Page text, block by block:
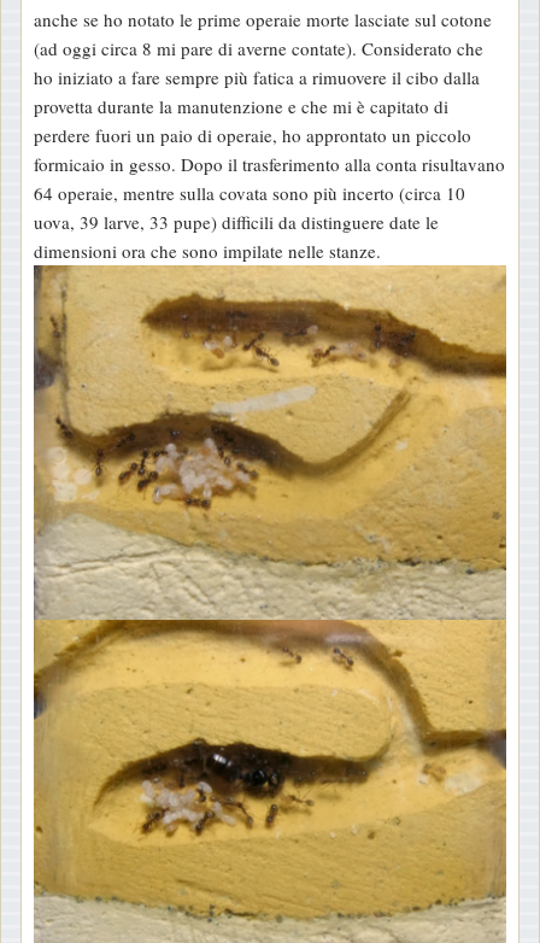
anche se ho notato le prime operaie morte lasciate sul cotone
(ad oggi circa 8 mi pare di averne contate). Considerato che
ho iniziato a fare sempre più fatica a rimuovere il cibo dalla
provetta durante la manutenzione e che mi è capitato di
perdere fuori un paio di operaie, ho approntato un piccolo
formicaio in gesso. Dopo il trasferimento alla conta risultavano
64 operaie, mentre sulla covata sono più incerto (circa 10
uova, 39 larve, 33 pupe) difficili da distinguere date le
dimensioni ora che sono impilate nelle stanze.